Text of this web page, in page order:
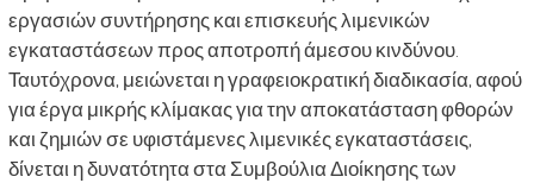
εργασιών συντήρησης και επισκευής λιμενικών
εγκαταστάσεων προς αποτροπή άμεσου κινδύνου.
Ταυτόχρονα, μειώνεται η γραφειοκρατική διαδικασία, αφού
για έργα μικρής κλίμακας για την αποκατάσταση φθορών
και ζημιών σε υφιστάμενες λιμενικές εγκαταστάσεις,
δίνεται η δυνατότητα στα Συμβούλια Διοίκησης των